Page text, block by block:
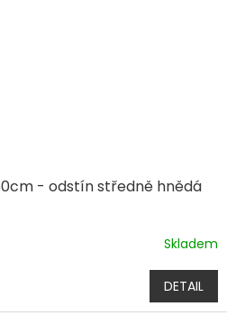
- odstín středně hnědá
Skladem
DETAIL